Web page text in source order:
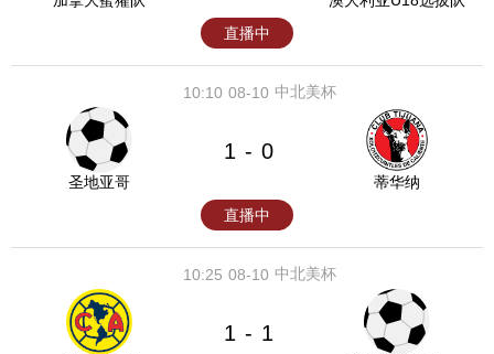
直播中
08-10
10:10 中北美杯
圣地亚哥
1 - 0
蒂华纳
直播中
08-10
10:25 中北美杯
1 - 1